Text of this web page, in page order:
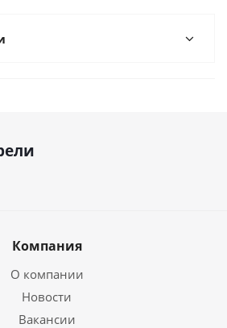
Компания
О компании
Новости
Вакансии